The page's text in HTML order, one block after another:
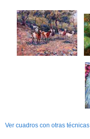
Ver cuadros con otras técnicas